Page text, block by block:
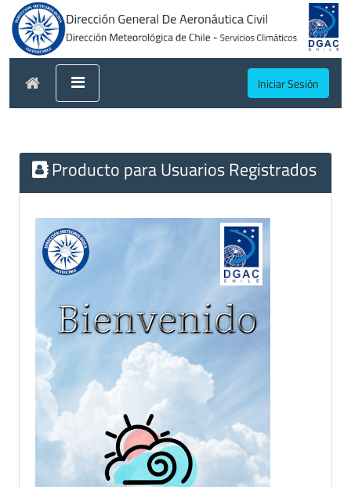
Iniciar Sesión
Producto para Usuarios Registrados